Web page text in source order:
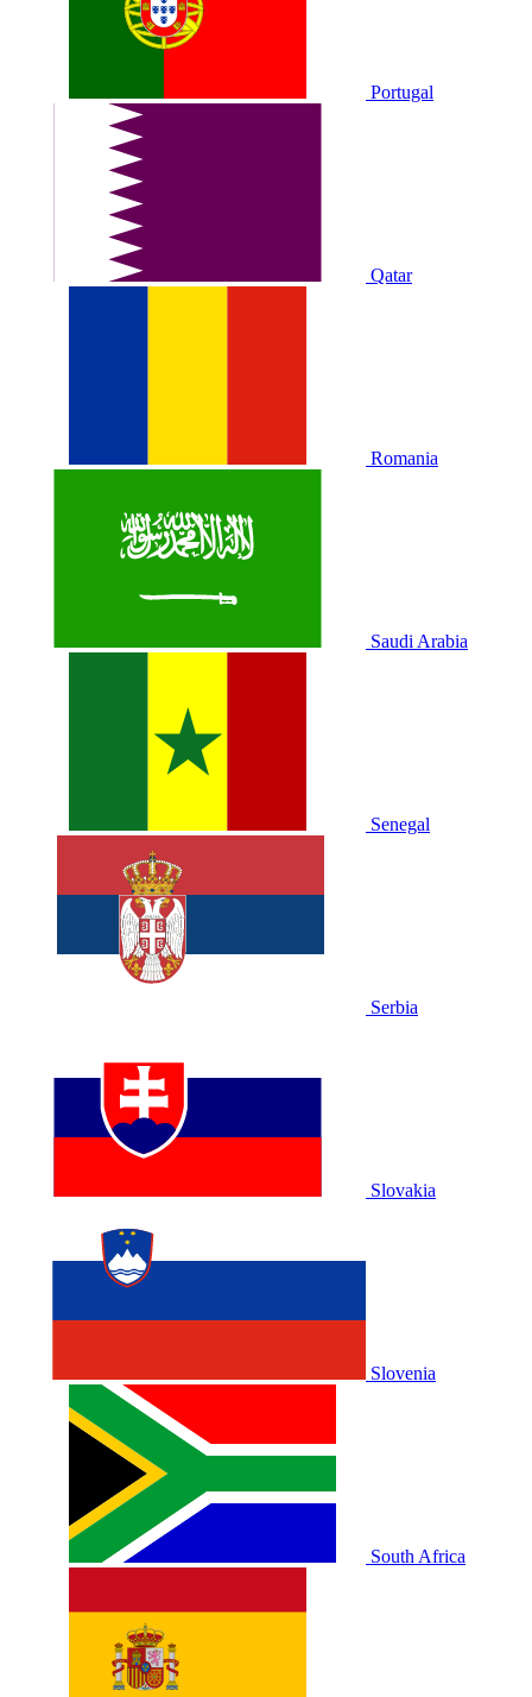
Portugal
Qatar
Romania
Saudi Arabia
Senegal
Serbia
Slovakia
Slovenia
South Africa